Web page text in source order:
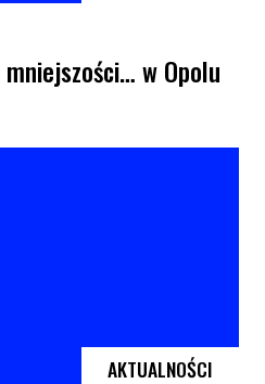
w Opolu
AKTUALNOŚCI